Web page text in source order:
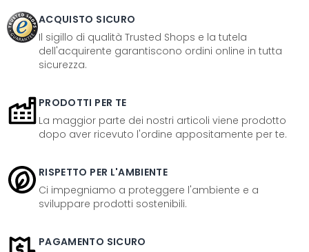
ACQUISTO SICURO
Il sigillo di qualità Trusted Shops e la tutela
dell'acquirente garantiscono ordini online in tutta
sicurezza.
PRODOTTI PER TE
La maggior parte dei nostri articoli viene prodotto
dopo aver ricevuto l'ordine appositamente per te.
RISPETTO PER L'AMBIENTE
Ci impegniamo a proteggere l'ambiente e a
sviluppare prodotti sostenibili.
PAGAMENTO SICURO